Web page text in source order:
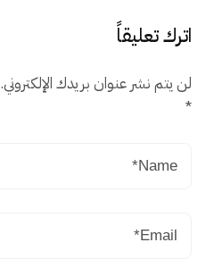
اترك تعليقاً
لن يتم نشر عنوان بريدك الإلكتروني.
*